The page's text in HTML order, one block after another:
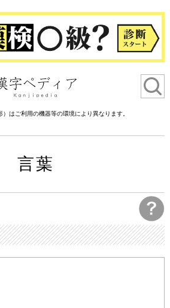
はご利用の機器等の環境により異なります。
言葉